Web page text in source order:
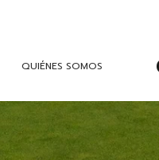
QUIÉNES SOMOS